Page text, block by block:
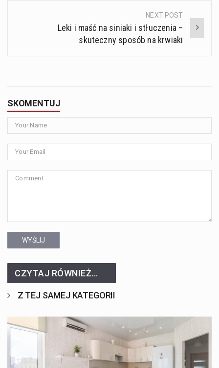
NEXT POST
Leki i maść na siniaki i stłuczenia –
skuteczny sposób na krwiaki
SKOMENTUJ
WYŚLIJ
CZYTAJ RÓWNIEŻ...
Z TEJ SAMEJ KATEGORII